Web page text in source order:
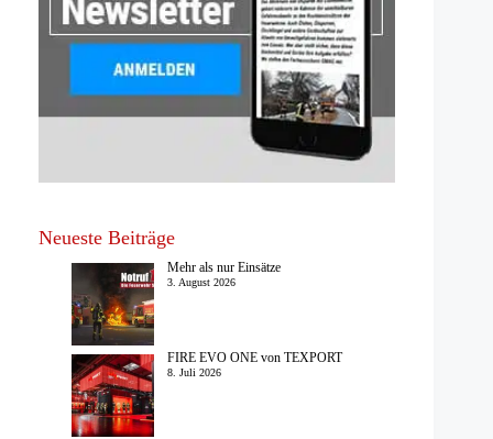
Neueste Beiträge
Mehr als nur Einsätze
3. August 2026
FIRE EVO ONE von TEXPORT
8. Juli 2026